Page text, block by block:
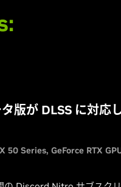
版が DLSS に対応
50 Series GeForce RTX